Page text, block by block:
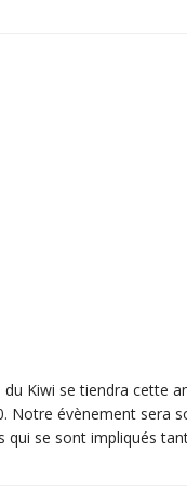
Kiwi se tiendra cette
Notre évènement sera
se sont impliqués